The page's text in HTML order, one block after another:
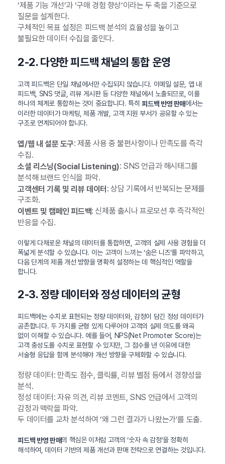
‘제품 기능 개선’과 ‘구매 경험 향상’이라는 두 축을 기준으로
질문을 설계한다.
구체적인 목표 설정은 피드백 분석의 효율성을 높이고
불필요한 데이터 수집을 줄인다.
2-2. 다양한 피드백 채널의 통합 운영
고객 피드백은 단일 채널에서만 수집되지 않습니다. 이메일 설문, 앱 내
피드백, SNS 댓글, 리뷰 게시판 등 다양한 채널에서 노출되므로, 이를
하나의 체계로 통합하는 것이 중요합니다. 특히피드백 반영 판매에서는
이러한 데이터가 마케팅, 제품 개발, 고객 지원 부서가 공유할 수 있는
구조로 연계되어야 합니다.
앱/웹 내 설문 도구: 제품 사용 중 불편사항이나 만족도를 즉각
수집.
소셜 리스닝(Social Listening): SNS 언급과 해시태그를
분석해 브랜드 인식을 파악.
고객센터 기록 및 리뷰 데이터 : 상담 기록에서 반복되는 문제를
구조화.
이벤트 및 캠페인 피드백: 신제품 출시나 프로모션 후 즉각적인
반응을 수집.
이렇게 다채로운 채널의 데이터를 통합하면, 고객의 실제 사용 경험을 더
폭넓게 분석할 수 있습니다. 이는 고객이 느끼는 ‘숨은 니즈’를 파악하고,
다음 단계의 제품 개선 방향을 명확히 설정하는 데 핵심적인 역할을
합니다.
2-3. 정량 데이터와 정성 데이터의 균형
피드백에는 수치로 표현되는 정량 데이터와, 감정이 담긴 정성 데이터가
공존합니다. 두 가지를 균형 있게 다루어야 고객의 실제 의도를 왜곡
없이 이해할 수 있습니다. 예를 들어, NPS(Net Promoter Score)는
고객 충성도를 수치로 표현할 수 있지만, 그 점수를 낸 이유에 대한
서술형 응답을 함께 분석해야 개선 방향을 구체화할 수 있습니다.
정량 데이터: 만족도 점수, 클릭률, 리뷰 별점 등에서 경향성을
분석.
정성 데이터: 자유 의견, 리뷰 코멘트, SNS 언급에서 고객의
감정과 맥락을 파악.
두 데이터를 교차 분석하여 ‘왜 그런 결과가 나왔는가’를 도출.
피드백 반영 판매의 핵심은 이처럼 고객의 ‘숫자 속 감정’을 정확히
해석하여, 데이터 기반의 제품 개선과 판매 전략으로 연결하는 것입니다.